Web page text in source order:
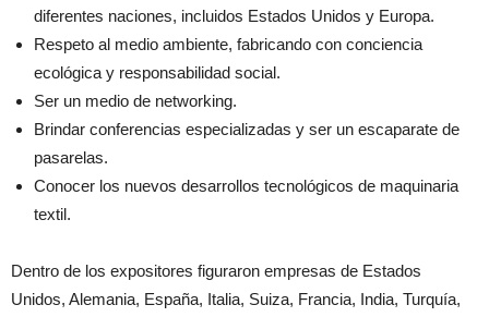
diferentes naciones, incluidos Estados Unidos y Europa.
Respeto al medio ambiente, fabricando con conciencia
ecológica y responsabilidad social.
Ser un medio de networking.
Brindar conferencias especializadas y ser un escaparate de
pasarelas.
Conocer los nuevos desarrollos tecnológicos de maquinaria
textil.
Dentro de los expositores figuraron empresas de Estados
Unidos, Alemania, España, Italia, Suiza, Francia, India, Turquía,